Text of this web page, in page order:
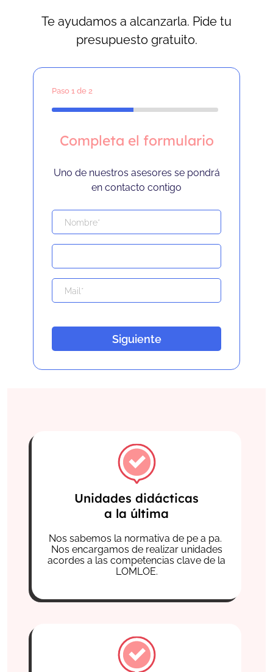
Te ayudamos a alcanzarla. Pide tu
presupuesto gratuito.
Paso 1 de 2
Completa el formulario
Uno de nuestros asesores se pondrá
en contacto contigo
Siguiente
Unidades didácticas
a la última
Nos sabemos la normativa de pe a pa.
Nos encargamos de realizar unidades
acordes a las competencias clave de la
LOMLOE.